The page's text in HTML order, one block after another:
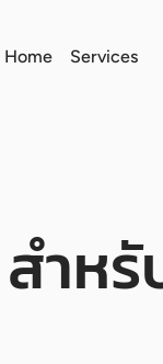
Home Services
สำห